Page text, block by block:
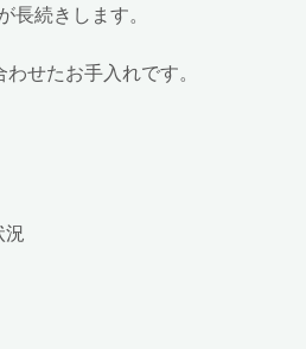
長続きします。
せたお手入れです。
況